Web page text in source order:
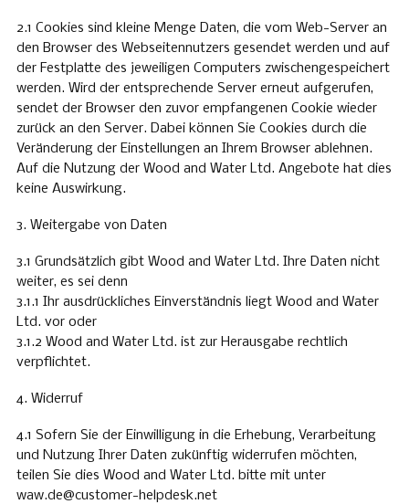
2.1 Cookies sind kleine Menge Daten, die vom Web-Server an
den Browser des Webseitennutzers gesendet werden und auf
der Festplatte des jeweiligen Computers zwischengespeichert
werden. Wird der entsprechende Server erneut aufgerufen,
sendet der Browser den zuvor empfangenen Cookie wieder
zurück an den Server. Dabei können Sie Cookies durch die
Veränderung der Einstellungen an Ihrem Browser ablehnen.
Auf die Nutzung der Wood and Water Ltd. Angebote hat dies
keine Auswirkung.
3. Weitergabe von Daten
3.1 Grundsätzlich gibt Wood and Water Ltd. Ihre Daten nicht
weiter, es sei denn
3.1.1 Ihr ausdrückliches Einverständnis liegt Wood and Water
Ltd. vor oder
3.1.2 Wood and Water Ltd. ist zur Herausgabe rechtlich
verpflichtet.
4. Widerruf
4.1 Sofern Sie der Einwilligung in die Erhebung, Verarbeitung
und Nutzung Ihrer Daten zukünftig widerrufen möchten,
teilen Sie dies Wood and Water Ltd. bitte mit unter
waw.de@customer-helpdesk.net